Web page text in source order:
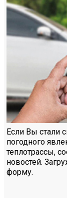
Если Вы стали
погодного
теплотрассы,
новостей.
форму.